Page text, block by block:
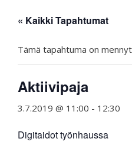
« Kaikki Tapahtumat
Tämä tapahtuma on
Aktiivipaja
3.7.2019 @ 11:00 - 12:30
Digitaidot työnhaussa